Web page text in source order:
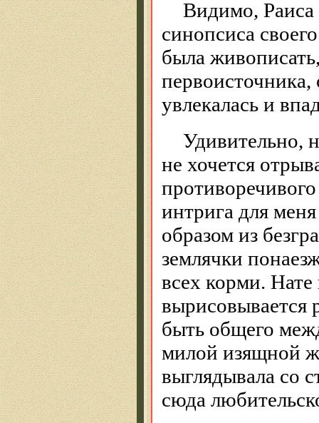
Видимо, Раиса
синопсиса
была
первоисточника,
увлекалась и
Удивительно,
не хочется
интрига для
образом из
землячки
всех корми.
вырисовывается
быть общего
милой изящной
выглядывала со
сюда